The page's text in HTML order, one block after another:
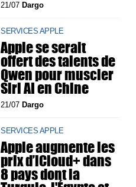
21/07 Dargo
SERVICES APPLE
Apple se serait
offert des talents de
Qwen pour muscler
Siri AI en Chine
21/07 Dargo
SERVICES APPLE
Apple augmente les
prix d’iCloud+ dans
8 pays dont la